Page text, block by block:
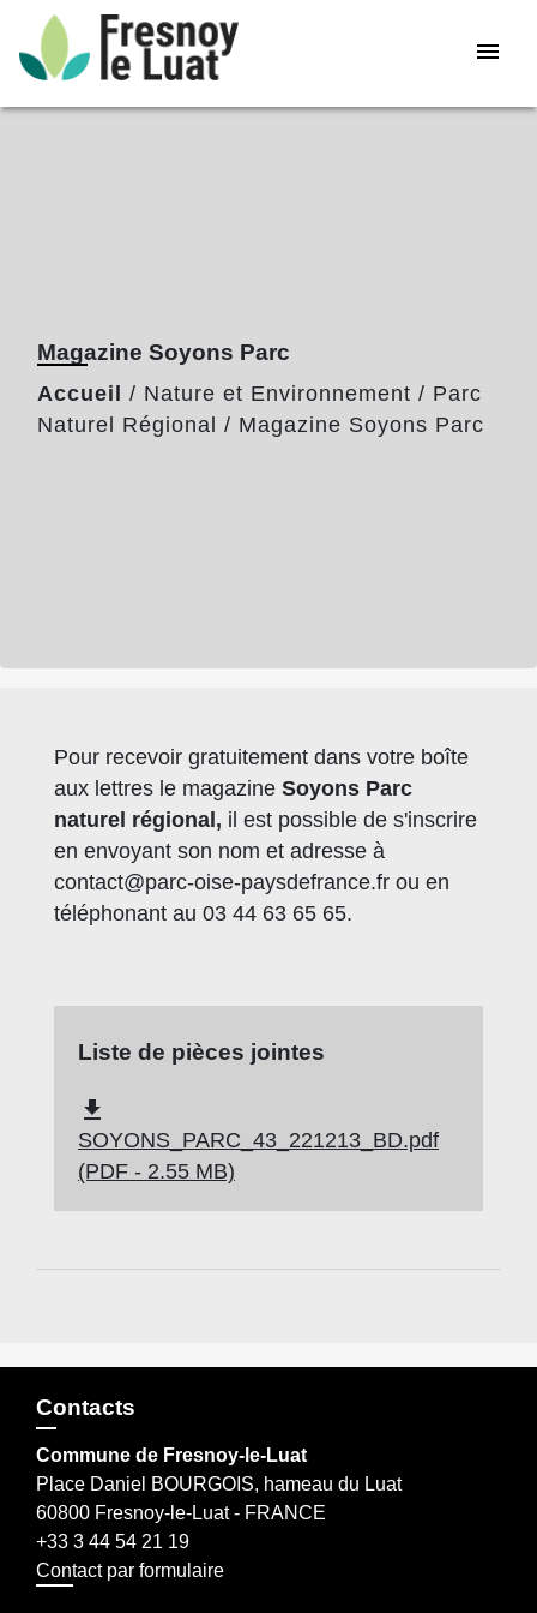
menu
Magazine Soyons Parc
Accueil / Nature et Environnement / Parc
Naturel Régional / Magazine Soyons Parc
Pour recevoir gratuitement dans votre boîte
aux lettres le magazine Soyons Parc
naturel régional, il est possible de s'inscrire
en envoyant son nom et adresse à
contact@parc-oise-paysdefrance.fr ou en
téléphonant au 03 44 63 65 65.
Liste de pièces jointes
file_download
SOYONS_PARC_43_221213_BD.pdf
(PDF - 2.55 MB)
Contacts
Commune de Fresnoy-le-Luat
Place Daniel BOURGOIS, hameau du Luat
60800 Fresnoy-le-Luat - FRANCE
+33 3 44 54 21 19
Contact par formulaire